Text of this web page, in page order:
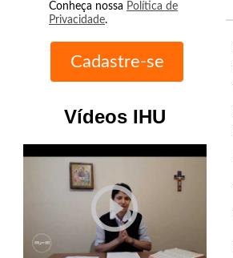
Conheça nossa Política de
Privacidade.
Vídeos IHU
play_circle_outline